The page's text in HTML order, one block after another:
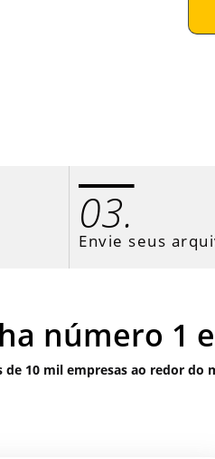
03.
Envie seus
número 1
de 10 mil empresas ao redor do